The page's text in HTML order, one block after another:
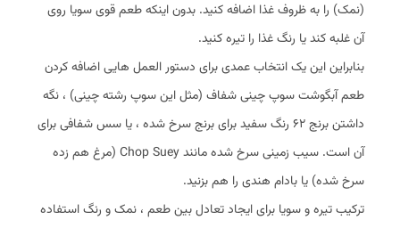
(نمک) را به ظروف غذا اضافه کنید. بدون اینکه طعم قوی سویا روی
آن غلبه کند یا رنگ غذا را تیره کنید.
بنابراین این یک انتخاب عمدی برای دستور العمل هایی اضافه کردن
طعم آبگوشت سوپ چینی شفاف (مثل این سوپ رشته چینی) ، نگه
داشتن برنج 62 رنگ سفید برای برنج سرخ شده ، یا سس شفافی برای
آن است. سیب زمینی سرخ شده مانند Chop Suey (مرغ هم زده
سرخ شده) یا بادام هندی را هم بزنید.
ترکیب تیره و سویا برای ایجاد تعادل بین طعم ، نمک و رنگ استفاده